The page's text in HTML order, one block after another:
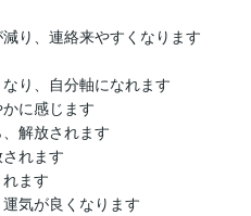
り、連絡来やすくなります
り、自分軸になれます
に感じます
解放されます
れます
ます
気が良くなります